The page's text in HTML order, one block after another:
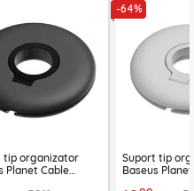
tip organizator
Planet Cable
-64%
Suport tip
Baseus